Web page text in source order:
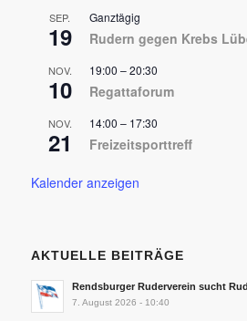
SEP.
19
Ganztägig
Rudern gegen Krebs
NOV.
10
19:00 –20:30
Regattaforum
NOV.
21
14:00 – 17:30
Freizeitsporttreff
Kalender anzeigen
AKTUELLE BEITRÄGE
Rendsburger Ruderverein sucht
7. August 2026 - 10:40